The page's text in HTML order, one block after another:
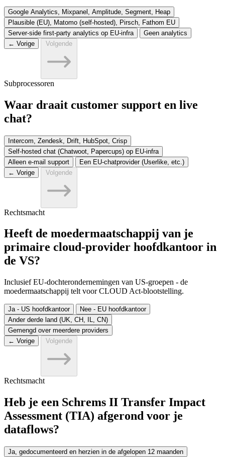
Google Analytics, Mixpanel, Amplitude, Segment, Heap
Plausible (EU), Matomo (self-hosted), Pirsch, Fathom EU
Server-side first-party analytics op EU-infra
Geen analytics
← Vorige
Volgende
Subprocessoren
Waar draait customer support en live
chat?
Intercom, Zendesk, Drift, HubSpot, Crisp
Self-hosted chat (Chatwoot, Papercups) op EU-infra
Alleen e-mail support
Een EU-chatprovider (Userlike, etc.)
← Vorige
Volgende
Rechtsmacht
Heeft de moedermaatschappij van je
primaire cloud-provider hoofdkantoor in
de VS?
Inclusief EU-dochterondernemingen van US-groepen - de
moedermaatschappij telt voor CLOUD Act-blootstelling.
Ja - US hoofdkantoor
Nee - EU hoofdkantoor
Ander derde land (UK, CH, IL, CN)
Gemengd over meerdere providers
← Vorige
Volgende
Rechtsmacht
Heb je een Schrems II Transfer Impact
Assessment (TIA) afgerond voor je
dataflows?
Ja, gedocumenteerd en herzien in de afgelopen 12 maanden